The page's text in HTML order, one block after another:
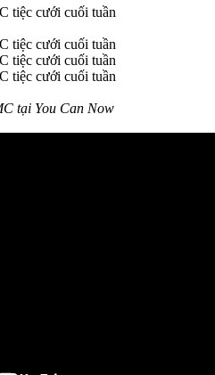
tại You Can Now